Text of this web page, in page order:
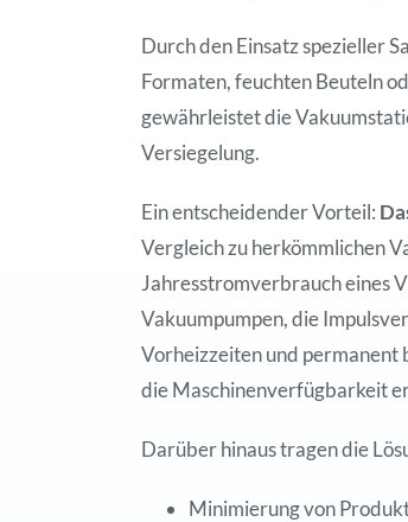
Durch den Einsatz spezieller
Formaten, feuchten Beuteln
gewährleistet die
Versiegelung.
Ein entscheidender Vorteil:
Vergleich zu herkömmlichen
Jahresstromverbrauch eines
Vakuumpumpen, die
Vorheizzeiten und permanent
die Maschinenverfügbarkeit
Darüber hinaus tragen die
Minimierung von